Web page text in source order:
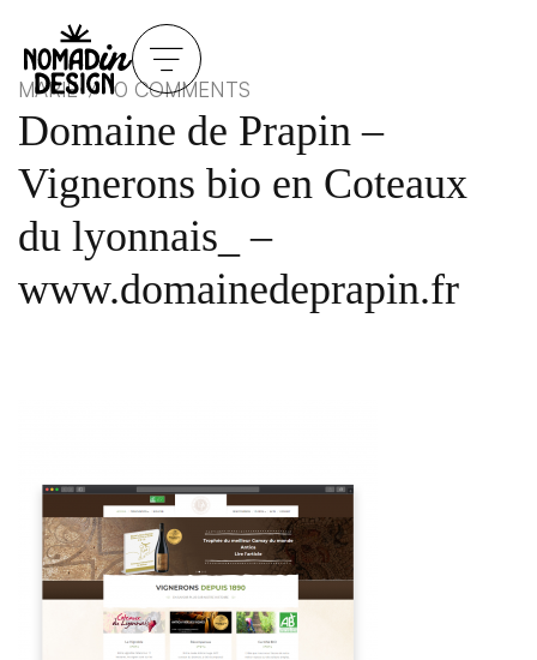
MARIE 0 COMMENTS
Domaine de Prapin –
Vignerons bio en Coteaux
du lyonnais_ –
www.domainedeprapin.fr